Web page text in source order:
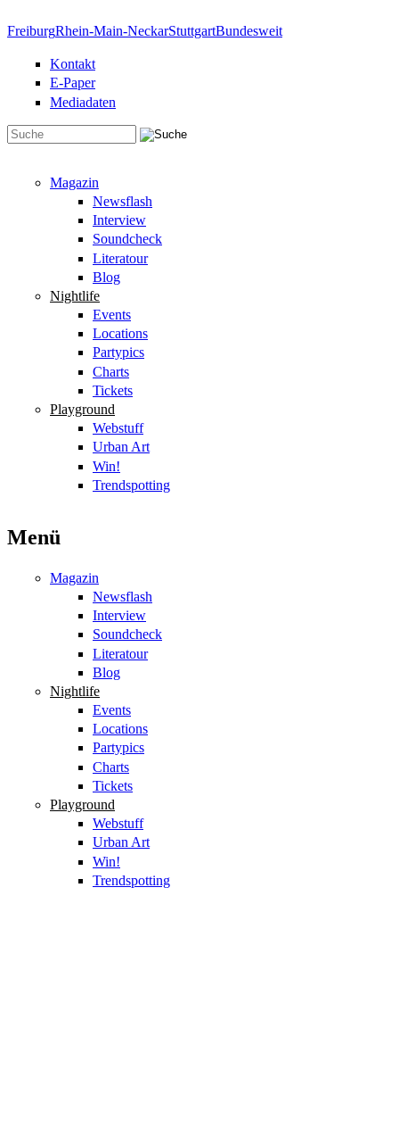
FreiburgRhein-Main-NeckarStuttgartBundesweit
Kontakt
E-Paper
Mediadaten
Magazin
Newsflash
Interview
Soundcheck
Literatour
Blog
Nightlife
Events
Locations
Partypics
Charts
Tickets
Playground
Webstuff
Urban Art
Win!
Trendspotting
Menü
Magazin
Newsflash
Interview
Soundcheck
Literatour
Blog
Nightlife
Events
Locations
Partypics
Charts
Tickets
Playground
Webstuff
Urban Art
Win!
Trendspotting